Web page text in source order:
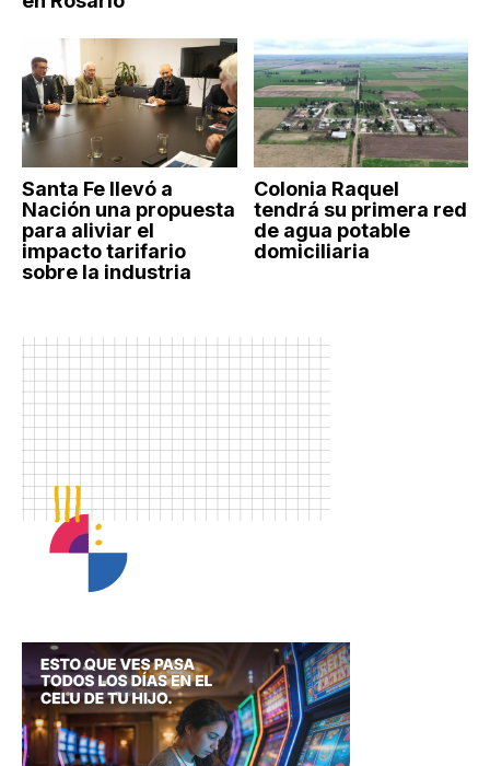
Santa Fe llevó a
Nación una propuesta
para aliviar el
impacto tarifario
sobre la industria
Colonia Raquel
tendrá su primera red
de agua potable
domiciliaria